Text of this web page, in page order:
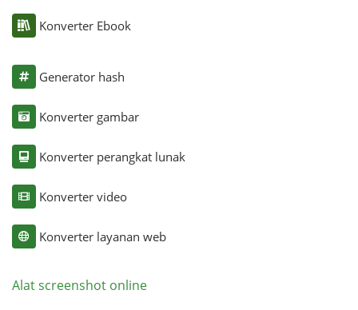
Konverter Ebook
Generator hash
Konverter gambar
Konverter perangkat lunak
Konverter video
Konverter layanan web
Alat screenshot online